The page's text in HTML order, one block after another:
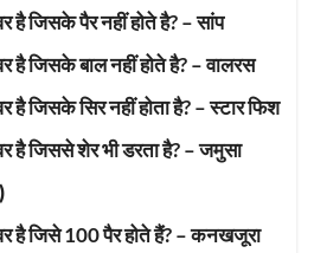
है जिसके पैर नहीं होते है? –सांप
है जिसके बाल नहीं होते है? –वालरस
है जिसके सिर नहीं होता है? –स्टार फिश
है जिससे शेर भी डरता है? –जमुसा
है जिसे 100 पैर होते हैं? –कनखजूरा